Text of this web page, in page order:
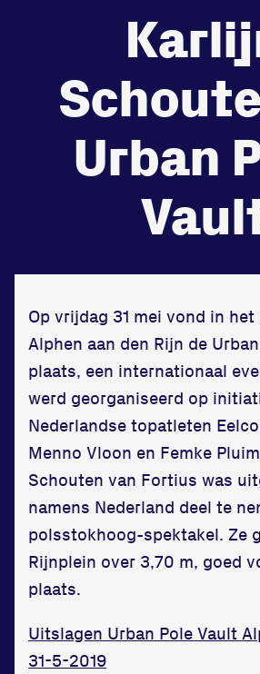
Beheersde
tegenstander
Worstelen
Prestaties op
zet je samen
Running
Zet een personal
in onze gym
Fitness
Updates
Atleten
Urban
Op vrijdag 31 mei vond in
Alphen aan den Rijn de
plaats, een internationaal
werd georganiseerd op
Nederlandse topatleten
Menno Vloon en Femke
Schouten van Fortius was
namens Nederland deel te
polsstokhoog-spektakel. Ze
Rijnplein over 3,70 m, goed
plaats.
Uitslagen Urban Pole Vault
31-5-2019